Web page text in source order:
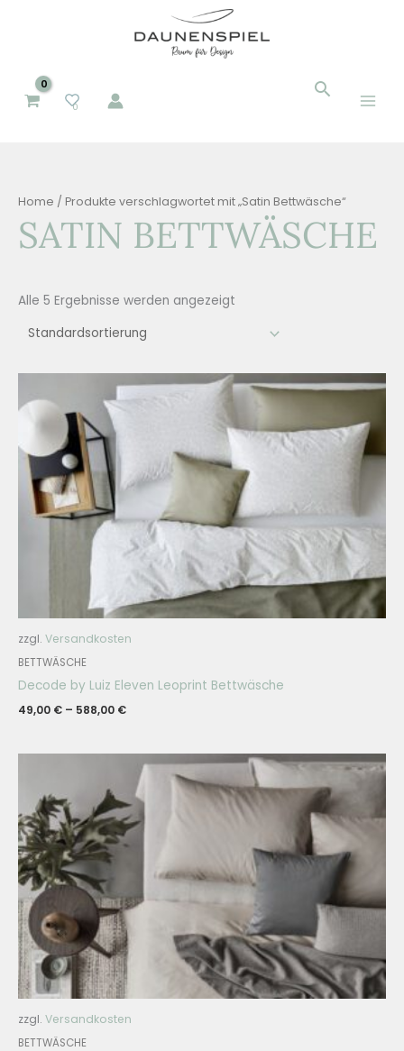
0
Suchen
Suchen
Home / Produkte verschlagwortet mit „Satin Bettwäsche“
SATIN BETTWÄSCHE
Alle 5 Ergebnisse werden angezeigt
zzgl. Versandkosten
BETTWÄSCHE
Decode by Luiz Eleven Leoprint Bettwäsche
49,00 € – 588,00 €
zzgl. Versandkosten
BETTWÄSCHE